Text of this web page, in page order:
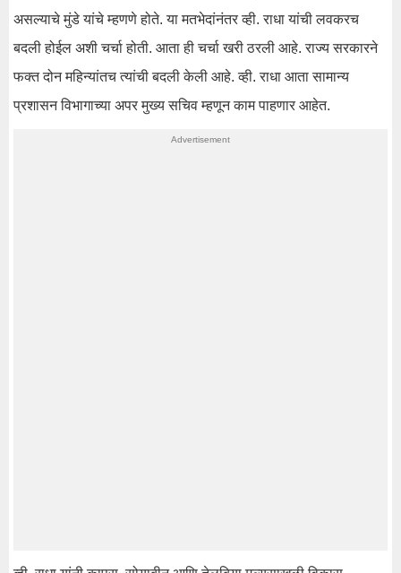
असल्याचे मुंडे यांचे म्हणणे होते. या मतभेदांनंतर व्ही. राधा यांची लवकरच
बदली होईल अशी चर्चा होती. आता ही चर्चा खरी ठरली आहे. राज्य सरकारने
फक्त दोन महिन्यांतच त्यांची बदली केली आहे. व्ही. राधा आता सामान्य
प्रशासन विभागाच्या अपर मुख्य सचिव म्हणून काम पाहणार आहेत.